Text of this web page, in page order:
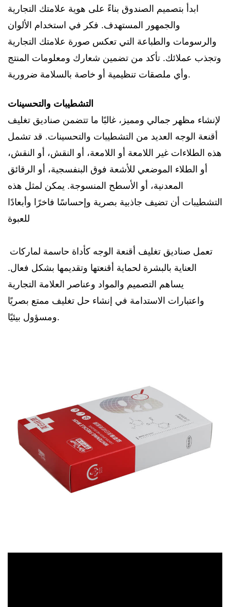
ابدأ بتصميم الصندوق بناءً على هوية علامتك التجارية
والجمهور المستهدف. فكر في استخدام الألوان
والرسومات والطباعة التي تعكس صورة علامتك التجارية
وتجذب عملائك. تأكد من تضمين شعارك ومعلومات المنتج
وأي ملصقات تنظيمية أو خاصة بالسلامة ضرورية.
التشطيبات والتحسينات
لإنشاء مظهر جمالي ومميز، غالبًا ما تتضمن صناديق تغليف
أقنعة الوجه العديد من التشطيبات والتحسينات. قد تشمل
هذه الطلاءات غير اللامعة أو اللامعة، أو النقش، أو النقش،
أو الطلاء الموضعي للأشعة فوق البنفسجية، أو الرقائق
المعدنية، أو الأسطح المنسوجة. يمكن لمثل هذه
التشطيبات أن تضيف جاذبية بصرية وإحساسًا فاخرًا وأبعادًا
للعبوة
تعمل صناديق تغليف أقنعة الوجه كأداة حاسمة لماركات
العناية بالبشرة لحماية أقنعتها وتقديمها بشكل فعال.
يساهم التصميم والمواد وعناصر العلامة التجارية
واعتبارات الاستدامة في إنشاء حل تغليف ممتع بصريًا
ومسؤول بيئيًا.